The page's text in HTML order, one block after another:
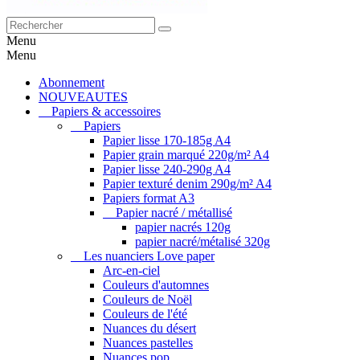
Menu
Menu
Abonnement
NOUVEAUTES
Papiers & accessoires
Papiers
Papier lisse 170-185g A4
Papier grain marqué 220g/m² A4
Papier lisse 240-290g A4
Papier texturé denim 290g/m² A4
Papiers format A3
Papier nacré / métallisé
papier nacrés 120g
papier nacré/métalisé 320g
Les nuanciers Love paper
Arc-en-ciel
Couleurs d'automnes
Couleurs de Noël
Couleurs de l'été
Nuances du désert
Nuances pastelles
Nuances pop